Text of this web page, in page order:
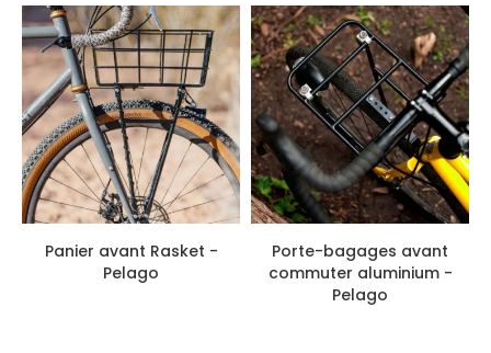
Panier avant Rasket -
Pelago
Porte-bagages avant
commuter aluminium -
Pelago